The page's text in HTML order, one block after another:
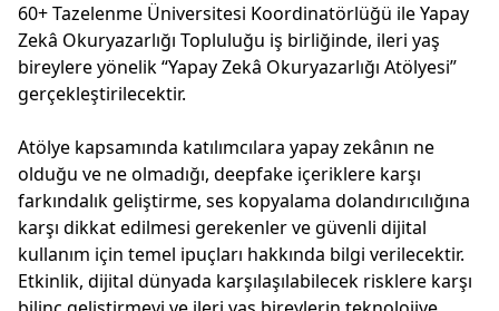
60+ Tazelenme Üniversitesi Koordinatörlüğü ile Yapay
Zekâ Okuryazarlığı Topluluğu iş birliğinde, ileri yaş
bireylere yönelik “Yapay Zekâ Okuryazarlığı Atölyesi”
gerçekleştirilecektir.
Atölye kapsamında katılımcılara yapay zekânın ne
olduğu ve ne olmadığı, deepfake içeriklere karşı
farkındalık geliştirme, ses kopyalama dolandırıcılığına
karşı dikkat edilmesi gerekenler ve güvenli dijital
kullanım için temel ipuçları hakkında bilgi verilecektir.
Etkinlik, dijital dünyada karşılaşılabilecek risklere karşı